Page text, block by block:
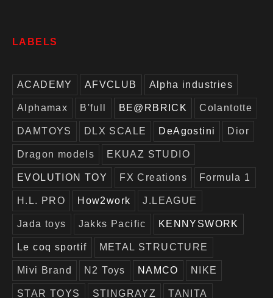
LABELS
ACADEMY AFVCLUB Alpha industries
Alphamax B'full BE@RBRICK Colantotte
DAMTOYS DLX SCALE DeAgostini Dior
Dragon models EKUAZ STUDIO
EVOLUTION TOY FX Creations Formula 1
H.L. PRO How2work J.LEAGUE
Jada toys Jakks Pacific KENNYSWORK
Le coq sportif METAL STRUCTURE
Mivi Brand N2 Toys NAMCO NIKE
STAR TOYS STINGRAYZ TANITA